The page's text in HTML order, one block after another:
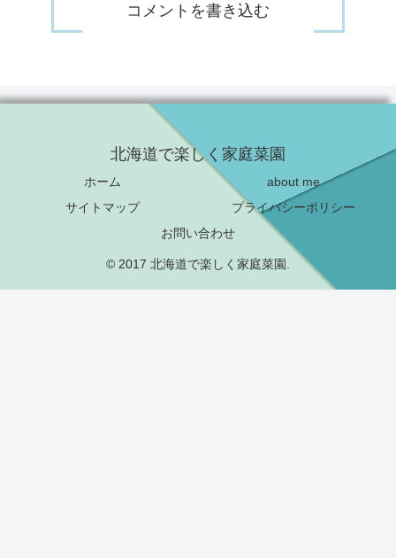
コメントを書き込む
北海道で楽しく家庭菜園
ホーム
about me
サイトマップ
プライバシーポリシー
お問い合わせ
© 2017 北海道で楽しく家庭菜園.